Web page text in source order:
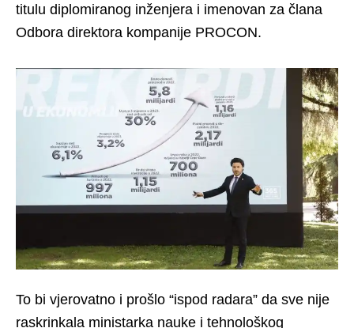
titulu diplomiranog inženjera i imenovan za člana
Odbora direktora kompanije PROCON.
To bi vjerovatno i prošlo “ispod radara” da sve nije
raskrinkala ministarka nauke i tehnološkog